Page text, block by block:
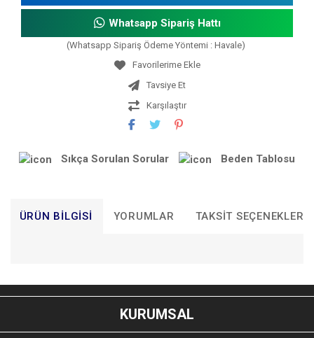
Whatsapp Sipariş Hattı
(Whatsapp Sipariş Ödeme Yöntemi : Havale)
Tavsiye Et
Karşılaştır
Sıkça Sorulan Sorular Beden Tablosu
ÜRÜN BILGISI YORUMLAR TAKSIT SEÇENEKLERI
Bu ürünün fiyat bilgisi, resim, ürün açıklamalarında ve diğer
konularda yetersiz gördüğünüz noktaları öneri formunu
kullanarak tarafımıza iletebilirsiniz.
KURUMSAL